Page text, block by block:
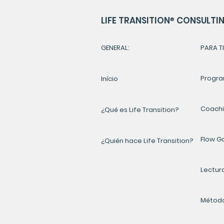
LIFE TRANSITION®
GENERAL:
Início
¿Qué es Life Transition?
¿Quién hace Life Transition?
PARA
Flow